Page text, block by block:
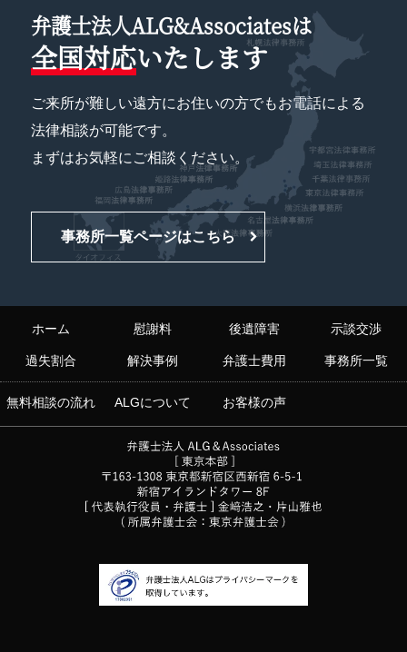
弁護士法人ALG&Associatesは
全国対応いたします
ご来所が難しい遠方にお住いの方でもお電話による
法律相談が可能です。
まずはお気軽にご相談ください。
事務所一覧ページはこちら
ホーム 慰謝料 後遺障害 示談交渉
過失割合 解決事例 弁護士費用 事務所一覧
無料相談の流れ ALGについて お客様の声